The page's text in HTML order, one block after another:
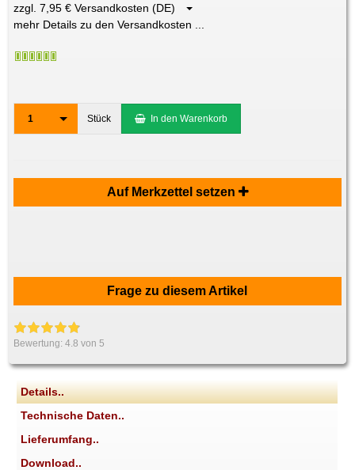
zzgl. 7,95 € Versandkosten (DE)
mehr Details zu den Versandkosten ...
1 Stück In den Warenkorb
Auf Merkzettel setzen
Frage zu diesem Artikel
Bewertung:4.8 von 5
Details..
Technische Daten..
Lieferumfang..
Download..